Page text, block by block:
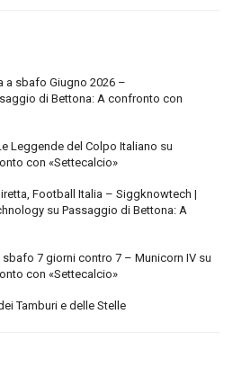
a sbafo Giugno 2026 –
di Bettona: A confronto con
Leggende del Colpo Italiano su
con «Settecalcio»
Football Italia – Siggknowtech |
su Passaggio di Bettona: A
7 giorni contro 7 – Municorn IV su
con «Settecalcio»
Tamburi e delle Stelle